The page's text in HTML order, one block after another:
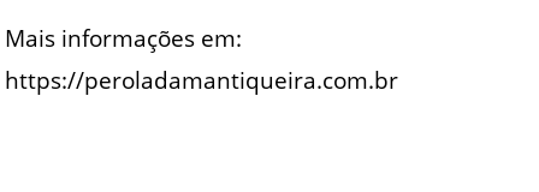
Mais informações em:
https://peroladamantiqueira.com.br